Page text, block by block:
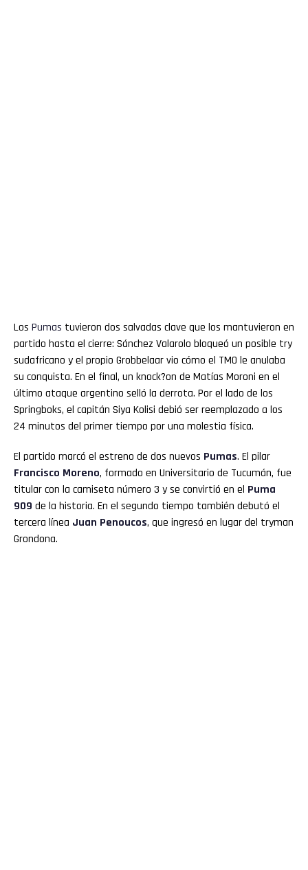
Los Pumas tuvieron dos salvadas clave que los mantuvieron en
partido hasta el cierre: Sánchez Valarolo bloqueó un posible try
sudafricano y el propio Grobbelaar vio cómo el TMO le anulaba
su conquista. En el final, un knock?on de Matías Moroni en el
último ataque argentino selló la derrota. Por el lado de los
Springboks, el capitán Siya Kolisi debió ser reemplazado a los
24 minutos del primer tiempo por una molestia física.
El partido marcó el estreno de dos nuevos Pumas. El pilar
Francisco Moreno, formado en Universitario de Tucumán, fue
titular con la camiseta número 3 y se convirtió en el Puma
909 de la historia. En el segundo tiempo también debutó el
tercera línea Juan Penoucos, que ingresó en lugar del tryman
Grondona.